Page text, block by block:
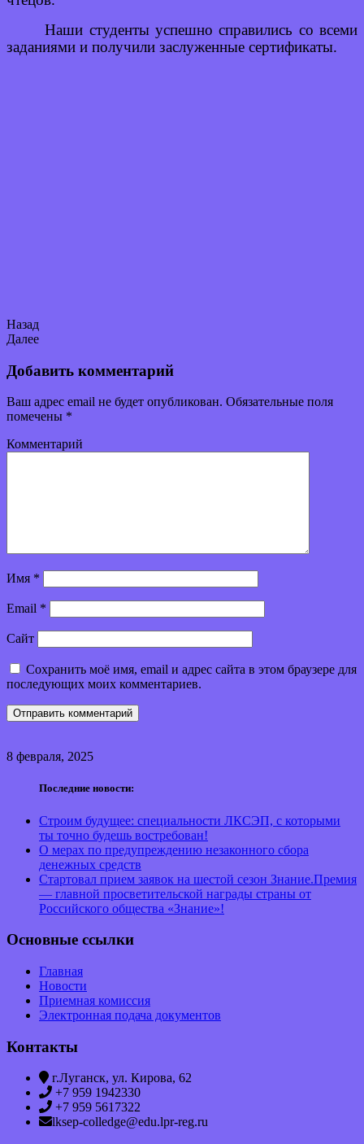
Наши студенты успешно справились со всеми
заданиями и получили заслуженные сертификаты.
Назад
Далее
Добавить комментарий
Ваш адрес email не будет опубликован. Обязательные поля
помечены *
Комментарий
Имя *
Email *
Сайт
Сохранить моё имя, email и адрес сайта в этом браузере для
последующих моих комментариев.
8 февраля, 2025
Последние новости:
Строим будущее: специальности ЛКСЭП, с которыми
ты точно будешь востребован!
О мерах по предупреждению незаконного сбора
денежных средств
Стартовал прием заявок на шестой сезон Знание.Премия
— главной просветительской награды страны от
Российского общества «Знание»!
Основные ссылки
Главная
Новости
Приемная комиссия
Электронная подача документов
Контакты
г.Луганск, ул. Кирова, 62
+7 959 1942330
+7 959 5617322
lksep-colledge@edu.lpr-reg.ru